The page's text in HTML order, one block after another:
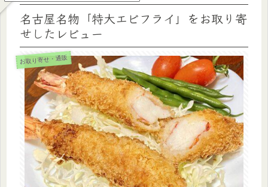
名古屋名物「特大エビフライ」をお取り寄
せしたレビュー
お取り寄せ・通販